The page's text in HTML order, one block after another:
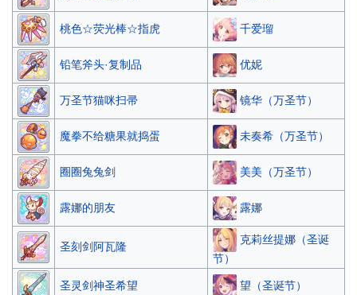
桃色☆荧光棒☆指虎 千爱瑠
铅笔斧头·复制品 优妮
万圣节猫咪扫帚 镜华（万圣节）
魔拳不给糖果就捣蛋 未奏希（万圣节）
圈圈兔兔剑 美美（万圣节）
露娜的朋友 露娜
圣刻剑阿瓦隆
克莉丝提娜（圣诞
节）
圣灵剑神圣希望 望（圣诞节）